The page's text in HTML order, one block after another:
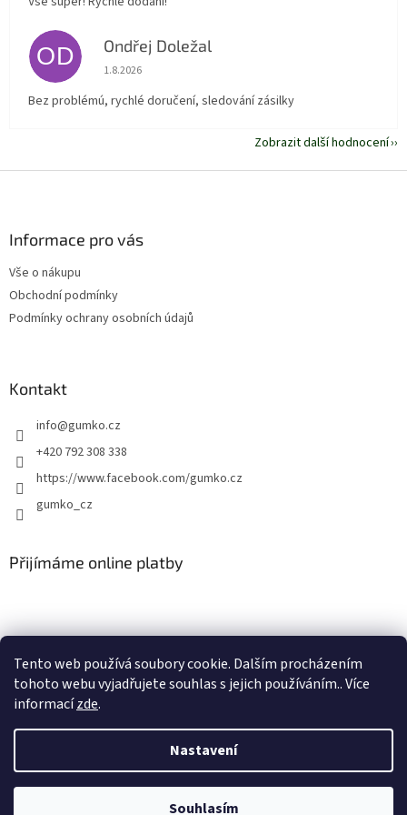
Tento web používá soubory cookie. Dalším procházením
tohoto webu vyjadřujete souhlas s jejich používáním.. Více
informacízde.
Nastavení
Souhlasím
OD Ondřej Doležal
Hodnocení obchodu je 5 z 5 hvězdiček.
1.8.2026
Bez problémú, rychlé doručení, sledování zásilky
Zobrazit další hodnocení
Informace pro vás
Vše o nákupu
Obchodní podmínky
Podmínky ochrany osobních údajů
Kontakt
info@gumko.cz
+420 792 308 338
https://www.facebook.com/gumko.cz
gumko_cz
Přijímáme online platby
Vytvořil Shoptet
Autokoberce-zubri.cz. Všechna práva vyhrazena.